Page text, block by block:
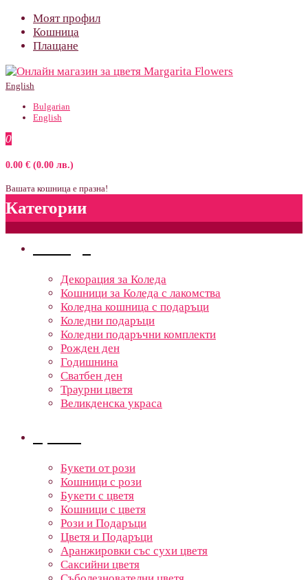
Моят профил
Кошница
Плащане
English
Bulgarian
English
0
0.00 € (0.00 лв.)
Вашата кошница е празна!
Категории
Декорация за Коледа
Кошници за Коледа с лакомства
Коледна кошница с подаръци
Коледни подаръци
Коледни подаръчни комплекти
Рожден ден
Годишнина
Сватбен ден
Траурни цветя
Великденска украса
Букети от рози
Кошници с рози
Букети с цветя
Кошници с цветя
Рози и Подаръци
Цветя и Подаръци
Аранжировки със сухи цветя
Саксийни цветя